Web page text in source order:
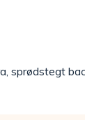
sprødstegt